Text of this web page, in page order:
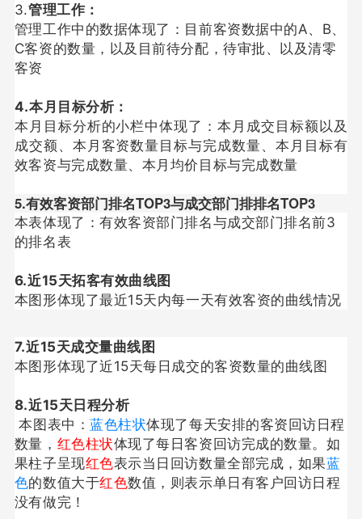
3.管理工作：
管理工作中的数据体现了：目前客资数据中的A、B、
C客资的数量，以及目前待分配，待审批、以及清零
客资
4.本月目标分析：
本月目标分析的小栏中体现了：本月成交目标额以及
成交额、本月客资数量目标与完成数量、本月目标有
效客资与完成数量、本月均价目标与完成数量
5.有效客资部门排名TOP3与成交部门排排名TOP3
本表体现了：有效客资部门排名与成交部门排名前3
的排名表
6.近15天拓客有效曲线图
本图形体现了最近15天内每一天有效客资的曲线情况
7.近15天成交量曲线图
本图形体现了近15天每日成交的客资数量的曲线图
8.近15天日程分析
本图表中：蓝色柱状体现了每天安排的客资回访日程
数量， 红色柱状体现了每日客资回访完成的数量。如
果柱子呈现红色表示当日回访数量全部完成，如果蓝
色的数值大于红色数值，则表示单日有客户回访日程
没有做完！